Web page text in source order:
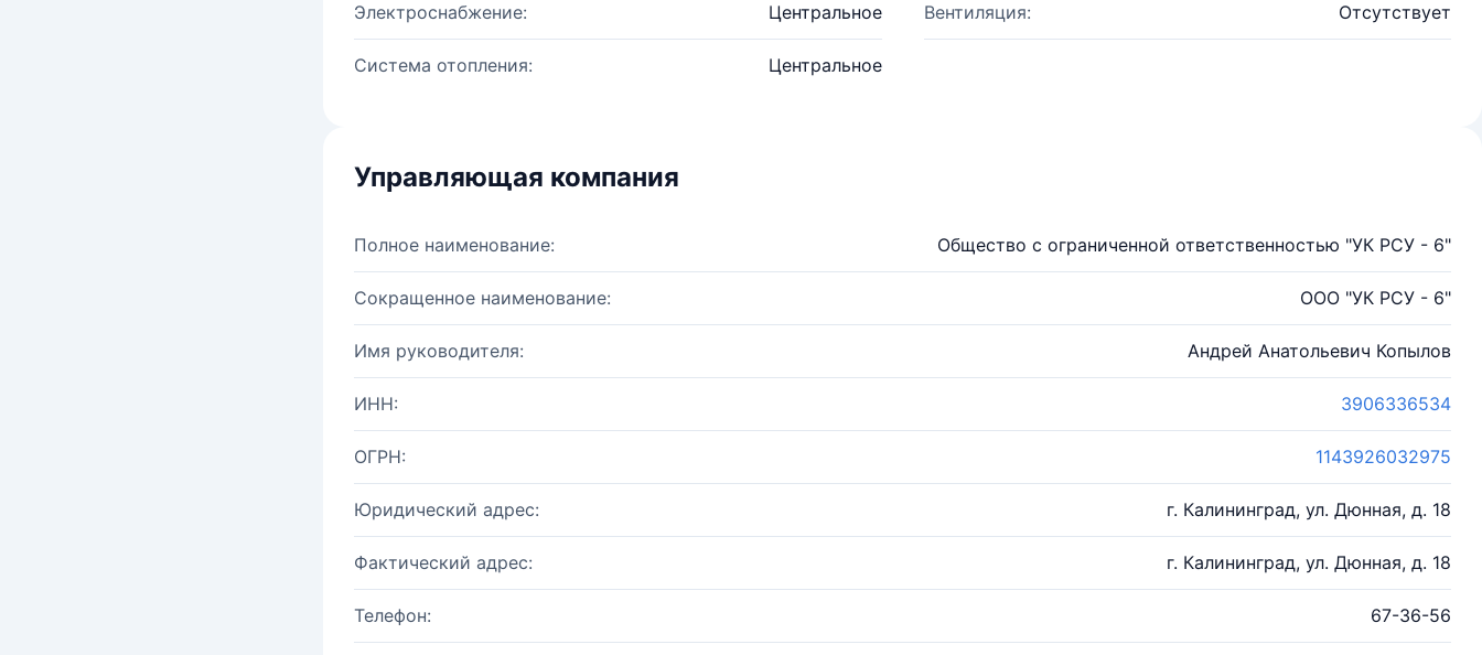
Электроснабжение: Центральное Вентиляция: Отсутствует
Система отопления: Центральное
Управляющая компания
Полное наименование: Общество с ограниченной ответственностью "УК РСУ - 6"
Сокращенное наименование: ООО "УК РСУ - 6"
Имя руководителя: Андрей Анатольевич Копылов
ИНН: 3906336534
ОГРН: 1143926032975
Юридический адрес: г. Калининград, ул. Дюнная, д. 18
Фактический адрес: г. Калининград, ул. Дюнная, д. 18
Телефон: 67-36-56